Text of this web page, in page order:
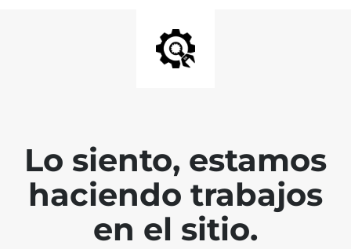
Lo siento, estamos
haciendo trabajos
en el sitio.